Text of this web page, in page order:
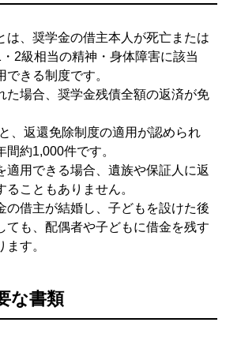
は、奨学金の借主本人が死亡または
2級相当の精神・身体障害に該当
きる制度です。
た場合、奨学金残債全額の返済が免
、返還免除制度の適用が認められ
間約1,000件です。
適用できる場合、遺族や保証人に返
ることもありません。
の借主が結婚し、子どもを設けた後
ても、配偶者や子どもに借金を残す
す。
な書類